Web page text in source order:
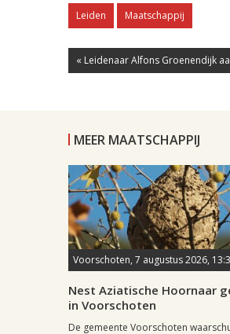
Leiden Maatschappij
« Leidenaar Alfons Groenendijk
MEER MAATSCHAPPIJ
Voorschoten, 7 augustus 2026,
Nest Aziatische Hoornaar
in Voorschoten
De gemeente Voorschoten